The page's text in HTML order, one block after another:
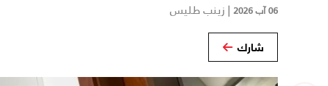
06 آب 2026 | زينب طليس
شارك